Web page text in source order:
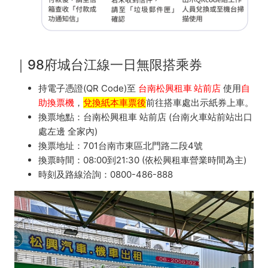
｜98府城台江線一日無限搭乘券
持電子憑證(QR Code)至 台南松興租車站前店 使用自
助換票機 ， 兌換紙本車票後前往搭車處出示紙券上車。
換票地點：台南松興租車 站前店 (台南火車站前站出口
處左邊 全家內)
換票地址：701台南市東區北門路二段4號
換票時間：08:00到21:30 (依松興租車營業時間為主)
時刻及路線洽詢：0800-486-888